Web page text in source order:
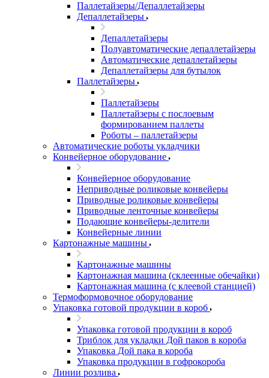
Паллетайзеры/Депаллетайзеры
Депаллетайзеры
Депаллетайзеры
Полуавтоматические депаллетайзеры
Автоматические депаллетайзеры
Депаллетайзеры для бутылок
Паллетайзеры
Паллетайзеры
Паллетайзеры с послоевым
формированием паллеты
Роботы – паллетайзеры
Автоматические роботы укладчики
Конвейерное оборудование
Конвейерное оборудование
Неприводные роликовые конвейеры
Приводные роликовые конвейеры
Приводные ленточные конвейеры
Подающие конвейеры-делители
Конвейерные линии
Картонажные машины
Картонажные машины
Картонажная машина (склеенные обечайки)
Картонажная машина (с клеевой станцией)
Термоформовочное оборудование
Упаковка готовой продукции в короб
Упаковка готовой продукции в короб
Триблок для укладки Дой паков в короба
Упаковка Дой пака в короба
Упаковка продукции в гофрокороба
Линии розлива